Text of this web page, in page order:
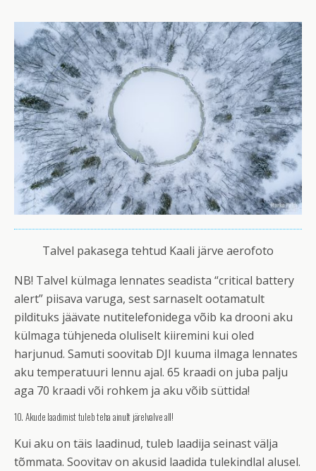
Talvel pakasega tehtud Kaali järve aerofoto
NB! Talvel külmaga lennates seadista “critical battery
alert” piisava varuga, sest sarnaselt ootamatult
pildituks jäävate nutitelefonidega võib ka drooni aku
külmaga tühjeneda oluliselt kiiremini kui oled
harjunud. Samuti soovitab DJI kuuma ilmaga lennates
aku temperatuuri lennu ajal. 65 kraadi on juba palju
aga 70 kraadi või rohkem ja aku võib süttida!
10. Akude laadimist tuleb teha ainult järelvalve all!
Kui aku on täis laadinud, tuleb laadija seinast välja
tõmmata. Soovitav on akusid laadida tulekindlal alusel.